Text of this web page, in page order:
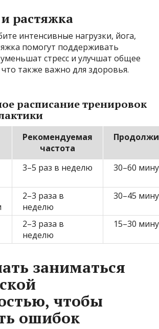
растяжка
интенсивные нагрузки, йога,
помогут поддерживать
стресс и улучшат общее
также важно для здоровья.
расписание тренировок
Рекомендуемая
частота
3–5 раз в неделю 30–60
2–3 раза в
неделю
30–45
2–3 раза в
неделю
15–30
заниматься
чтобы
ошибок